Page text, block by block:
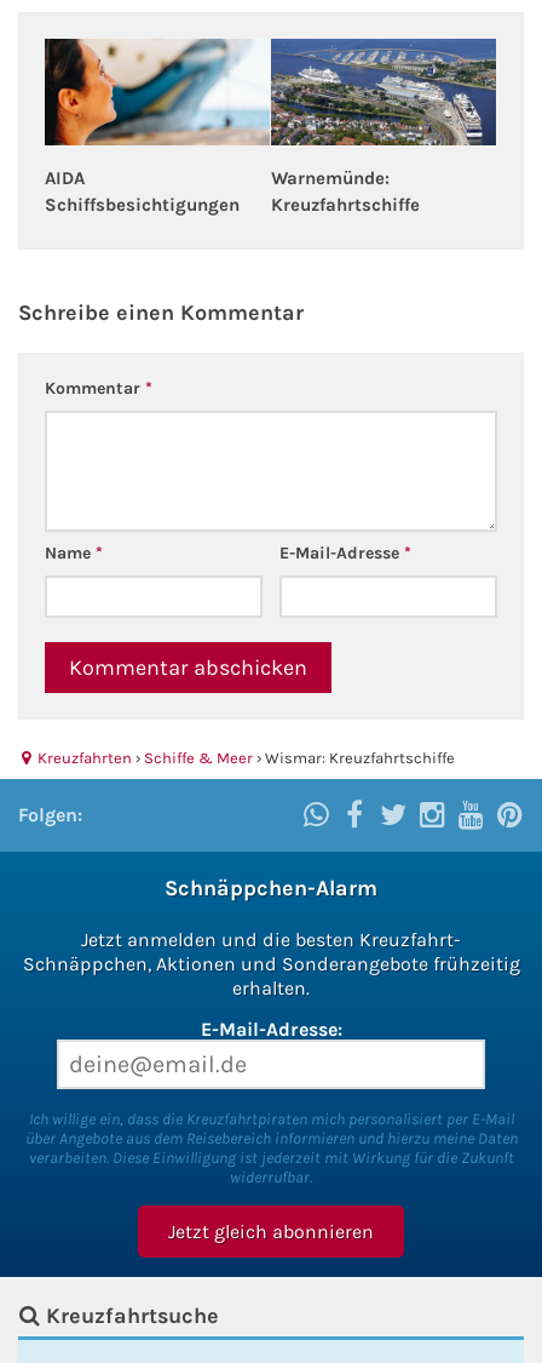
AIDA
Schiffsbesichtigungen
Warnemünde:
Kreuzfahrtschiffe
Schreibe einen Kommentar
Kommentar *
Name * E-Mail-Adresse *
Kreuzfahrten › Schiffe & Meer › Wismar: Kreuzfahrtschiffe
Folgen:
Schnäppchen-Alarm
Jetzt anmelden und die besten Kreuzfahrt-
Schnäppchen, Aktionen und Sonderangebote frühzeitig
erhalten.
E-Mail-Adresse:
Ich willige ein, dass die Kreuzfahrtpiraten mich personalisiert per E-Mail
über Angebote aus dem Reisebereich informieren und hierzu meine Daten
verarbeiten. Diese Einwilligung ist jederzeit mit Wirkung für die Zukunft
widerrufbar.
Kreuzfahrtsuche